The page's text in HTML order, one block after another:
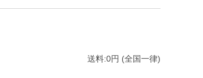
送料:0円 (全国一律)